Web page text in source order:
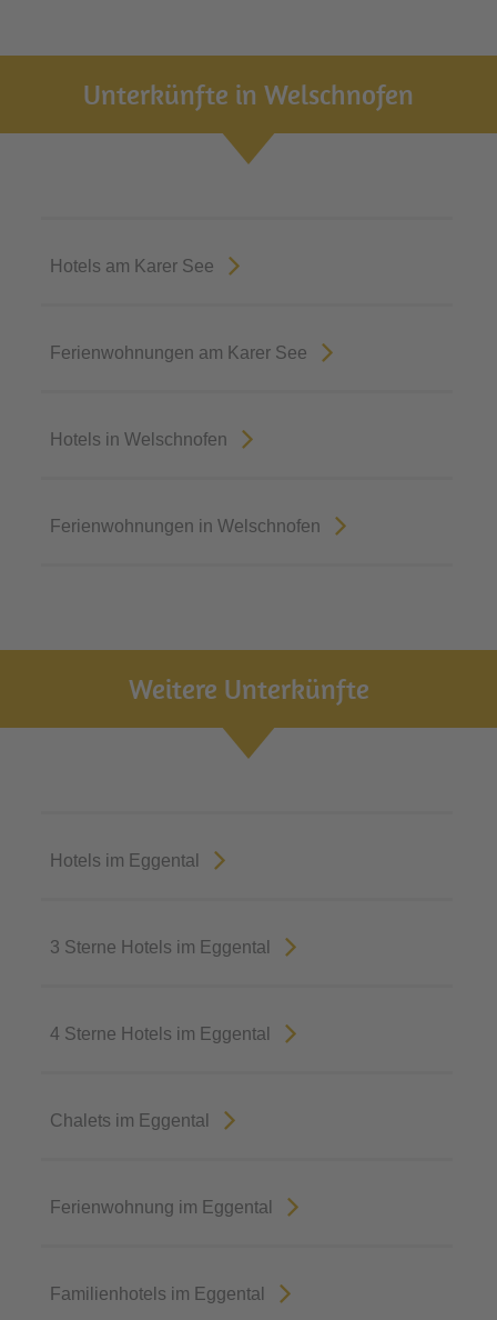
Unterkünfte in Welschnofen
Hotels am Karer See
Ferienwohnungen am Karer See
Hotels in Welschnofen
Ferienwohnungen in Welschnofen
Weitere Unterkünfte
Hotels im Eggental
3 Sterne Hotels im Eggental
4 Sterne Hotels im Eggental
Chalets im Eggental
Ferienwohnung im Eggental
Familienhotels im Eggental